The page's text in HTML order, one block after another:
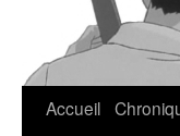
Accueil